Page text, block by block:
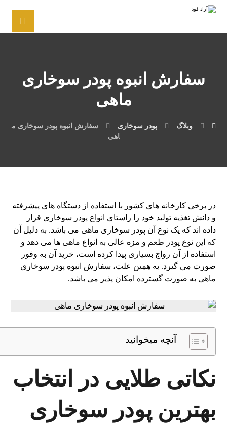
سفارش انبوه پودر سوخاری
ماهی
وبلاگ پودر سوخاری
سفارش انبوه پودر سوخاری م
اهی
در برخی کارخانه های کشور با استفاده از دستگاه های پیشرفته
و دانش تغذیه تولید خود را راستای انواع پودر سوخاری قرار
داده اند که یک نوع آن پودر سوخاری ماهی می باشد. به دلیل آن
که این نوع پودر طعم و مزه عالی به انواع ماهی ها می دهد و
استفاده از آن رواج بسیاری پیدا کرده است، خرید آن به وفور
صورت می گیرد. به همین علت، سفارش انبوه پودر سوخاری
ماهی به صورت گسترده امکان پذیر می باشد.
آنچه میخوانید
نکاتی طلایی در انتخاب
بهترین پودر سوخاری